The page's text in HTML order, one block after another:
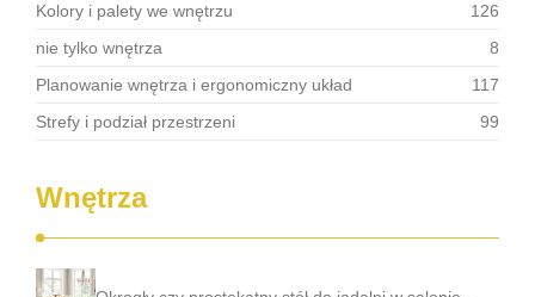
Kolory i palety we wnętrzu
126
nie tylko wnętrza
8
Planowanie wnętrza i ergonomiczny układ
117
Strefy i podział przestrzeni
99
Wnętrza